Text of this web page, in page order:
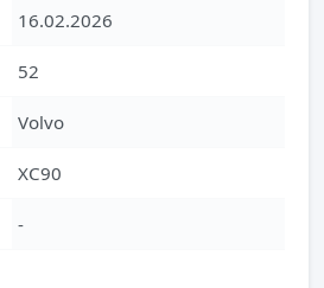
16.02.2026
52
Volvo
XC90
-